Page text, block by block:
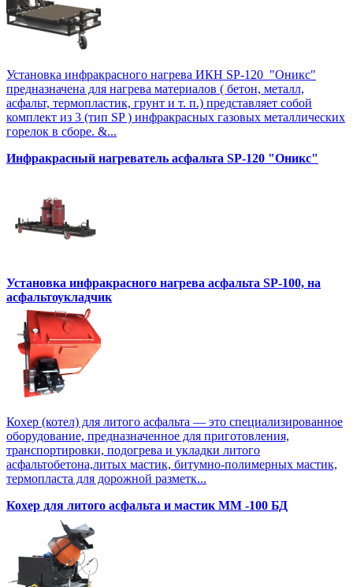
Установка инфракрасного нагрева ИКН SP-120 "Оникс"
предназначена для нагрева материалов ( бетон, металл,
асфальт, термопластик, грунт и т. п.) представляет собой
комплект из 3 (тип SP ) инфракрасных газовых металлических
горелок в сборе. &...
Инфракрасный нагреватель асфальта SP-120 "Оникс"
Установка инфракрасного нагрева асфальта SP-100, на
асфальтоукладчик
Кохер (котел) для литого асфальта — это специализированное
оборудование, предназначенное для приготовления,
транспортировки, подогрева и укладки литого
асфальтобетона,литых мастик, битумно-полимерных мастик,
термопласта для дорожной разметк...
Кохер для литого асфальта и мастик MM -100 БД